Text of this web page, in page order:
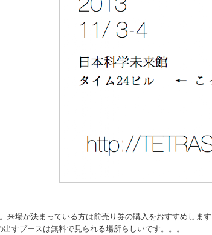
来場が決まっている方は前売り券の購入をおすすめしま
すブースは無料で見られる場所らしいです。。。